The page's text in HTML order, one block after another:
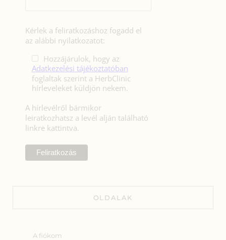
Kérlek a feliratkozáshoz fogadd el
az alábbi nyilatkozatot:
Hozzájárulok, hogy az
Adatkezelési tájékoztatóban
foglaltak szerint a HerbClinic
hírleveleket küldjön nekem.
A hírlevélről bármikor
leiratkozhatsz a levél alján található
linkre kattintva.
OLDALAK
A fiókom